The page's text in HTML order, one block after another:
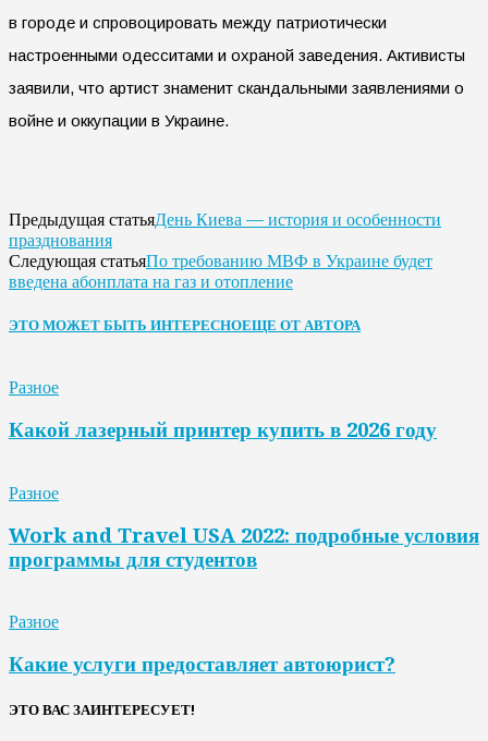
в городе и спровоцировать между патриотически
настроенными одесситами и охраной заведения. Активисты
заявили, что артист знаменит скандальными заявлениями о
войне и оккупации в Украине.
Предыдущая статьяДень Киева — история и особенности
празднования
Следующая статьяПо требованию МВФ в Украине будет
введена абонплата на газ и отопление
ЭТО МОЖЕТ БЫТЬ ИНТЕРЕСНОЕЩЕ ОТ АВТОРА
Разное
Какой лазерный принтер купить в 2026 году
Разное
Work and Travel USA 2022: подробные условия
программы для студентов
Разное
Какие услуги предоставляет автоюрист?
ЭТО ВАС ЗАИНТЕРЕСУЕТ!